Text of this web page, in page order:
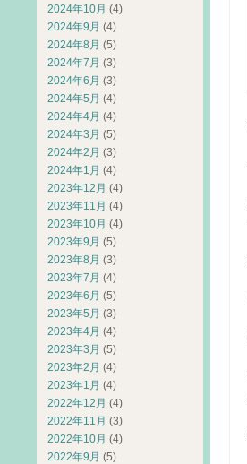
2024年10月 (4)
2024年9月 (4)
2024年8月 (5)
2024年7月 (3)
2024年6月 (3)
2024年5月 (4)
2024年4月 (4)
2024年3月 (5)
2024年2月 (3)
2024年1月 (4)
2023年12月 (4)
2023年11月 (4)
2023年10月 (4)
2023年9月 (5)
2023年8月 (3)
2023年7月 (4)
2023年6月 (5)
2023年5月 (3)
2023年4月 (4)
2023年3月 (5)
2023年2月 (4)
2023年1月 (4)
2022年12月 (4)
2022年11月 (3)
2022年10月 (4)
2022年9月 (5)